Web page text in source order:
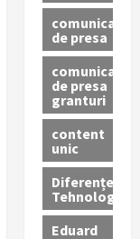
comunicate
de presa
comunicate
de presa
granturi
content
unic
Diferențe
Tehnologice
Eduard